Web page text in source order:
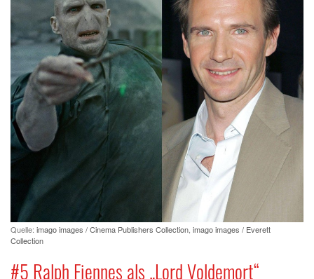
Quelle: imago images / Cinema Publishers Collection imago images / Everett
Collection
#5 Ralph Fiennes als „Lord Voldemort“